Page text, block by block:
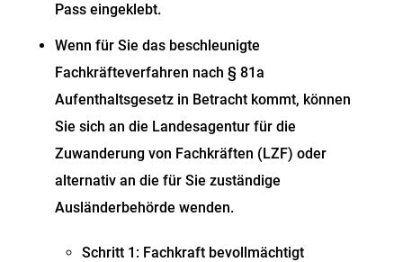
Pass eingeklebt.
Wenn für Sie das beschleunigte
Fachkräfteverfahren nach § 81a
Aufenthaltsgesetz in Betracht kommt, können
Sie sich an die Landesagentur für die
Zuwanderung von Fachkräften (LZF) oder
alternativ an die für Sie zuständige
Ausländerbehörde wenden.
Schritt 1: Fachkraft bevollmächtigt